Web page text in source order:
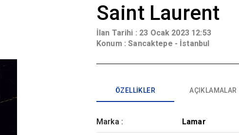
Saint Laurent
İlan Tarihi : 23 Ocak 2023 12:53
Konum :Sancaktepe - İstanbul
ÖZELLIKLER AÇIKLAMALAR
Marka : Lamar